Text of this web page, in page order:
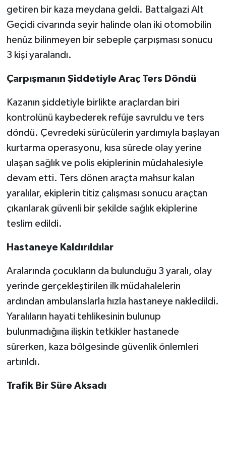
getiren bir kaza meydana geldi. Battalgazi Alt
Geçidi civarında seyir halinde olan iki otomobilin
henüz bilinmeyen bir sebeple çarpışması sonucu
3 kişi yaralandı.
Çarpışmanın Şiddetiyle Araç Ters Döndü
Kazanın şiddetiyle birlikte araçlardan biri
kontrolünü kaybederek refüje savruldu ve ters
döndü. Çevredeki sürücülerin yardımıyla başlayan
kurtarma operasyonu, kısa sürede olay yerine
ulaşan sağlık ve polis ekiplerinin müdahalesiyle
devam etti. Ters dönen araçta mahsur kalan
yaralılar, ekiplerin titiz çalışması sonucu araçtan
çıkarılarak güvenli bir şekilde sağlık ekiplerine
teslim edildi.
Hastaneye Kaldırıldılar
Aralarında çocukların da bulunduğu 3 yaralı, olay
yerinde gerçekleştirilen ilk müdahalelerin
ardından ambulanslarla hızla hastaneye nakledildi.
Yaralıların hayati tehlikesinin bulunup
bulunmadığına ilişkin tetkikler hastanede
sürerken, kaza bölgesinde güvenlik önlemleri
artırıldı.
Trafik Bir Süre Aksadı